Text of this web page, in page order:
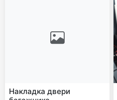
Накладка двери